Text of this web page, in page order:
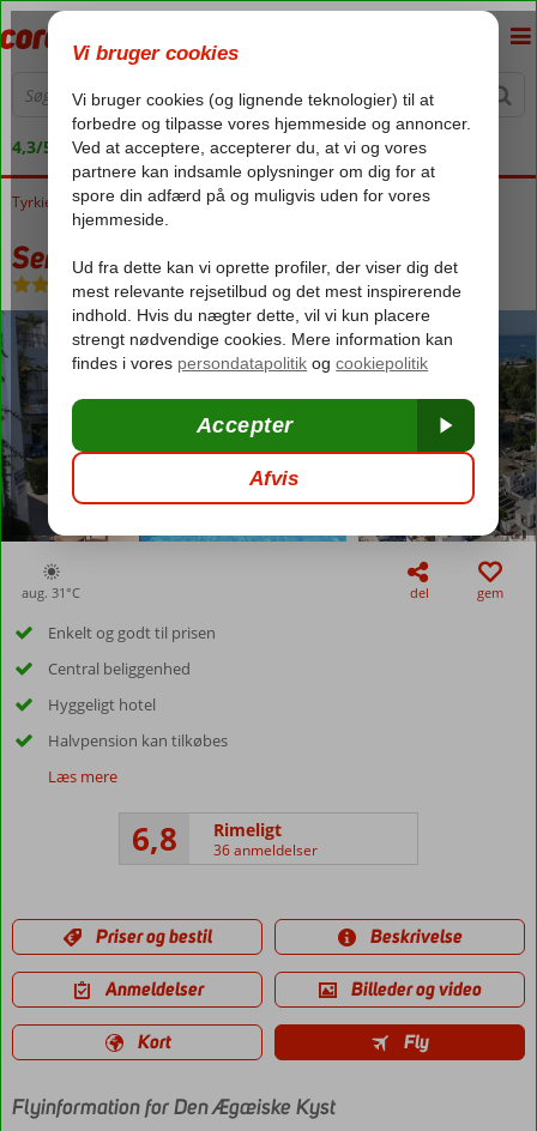
4,3/5 på Trustpilot
Forside
Tyrkiet Ægæiske kyst Bodrum Gumbet Serhan Hotel
Serhan Hotel
Morgenmad- Hotel
aug. 31°C del gem
Enkelt og godt til prisen
Central beliggenhed
Hyggeligt hotel
Halvpension kan tilkøbes
Læs mere
6,8 Rimeligt
36 anmeldelser
Priser og bestil Beskrivelse
Anmeldelser Billeder og video
Kort Fly
Flyinformation for Den Ægæiske Kyst